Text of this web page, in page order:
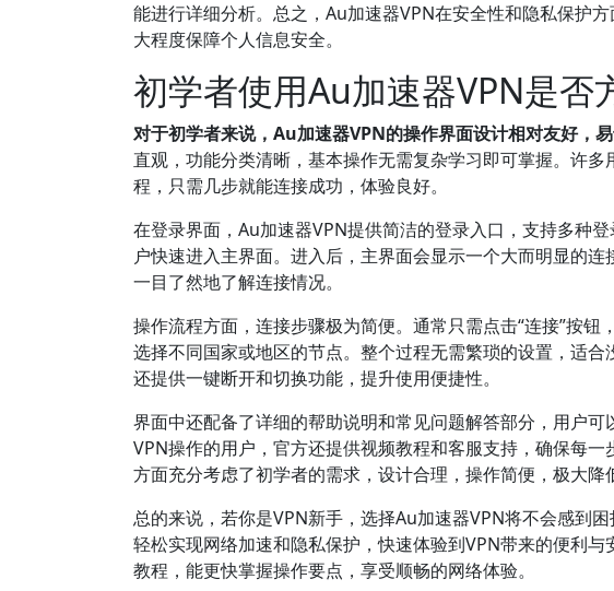
能进行详细分析。总之，Au加速器VPN在安全性和隐私保护
大程度保障个人信息安全。
初学者使用Au加速器VPN是否
对于初学者来说，Au加速器VPN的操作界面设计相对友好，易
直观，功能分类清晰，基本操作无需复杂学习即可掌握。许
程，只需几步就能连接成功，体验良好。
在登录界面，Au加速器VPN提供简洁的登录入口，支持多种
户快速进入主界面。进入后，主界面会显示一个大而明显的
一目了然地了解连接情况。
操作流程方面，连接步骤极为简便。通常只需点击“连接”按
选择不同国家或地区的节点。整个过程无需繁琐的设置，适
还提供一键断开和切换功能，提升使用便捷性。
界面中还配备了详细的帮助说明和常见问题解答部分，用户
VPN操作的用户，官方还提供视频教程和客服支持，确保每
方面充分考虑了初学者的需求，设计合理，操作简便，极大降
总的来说，若你是VPN新手，选择Au加速器VPN将不会感到
轻松实现网络加速和隐私保护，快速体验到VPN带来的便利
教程，能更快掌握操作要点，享受顺畅的网络体验。